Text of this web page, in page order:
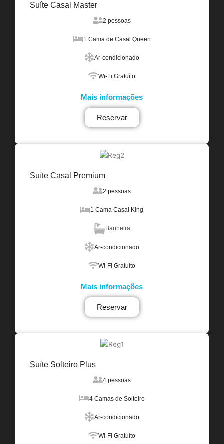
Suíte Casal Master
2 pessoas
1 Cama de Casal Queen
Ar-condicionado
Wi-Fi Gratuíto
Mais informações
Reservar
Suíte Casal Premium
2 pessoas
1 Cama Casal King
Banheira
Ar-condicionado
Wi-Fi Gratuíto
Mais informações
Reservar
Suíte Solteiro Plus
4 pessoas
4 Camas de Solteiro
Ar-condicionado
Wi-Fi Gratuíto